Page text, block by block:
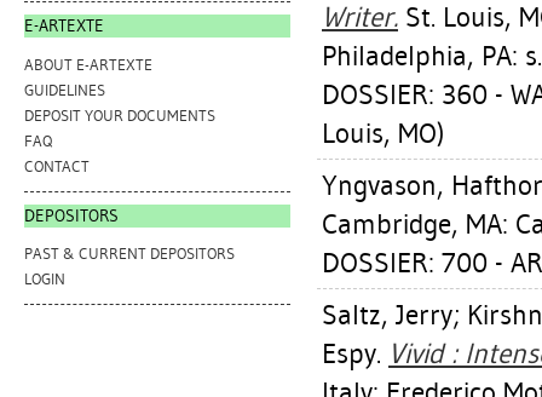
E-ARTEXTE
ABOUT E-ARTEXTE
GUIDELINES
DEPOSIT YOUR DOCUMENTS
FAQ
CONTACT
DEPOSITORS
PAST & CURRENT DEPOSITORS
LOGIN
Writer. St. Louis,
Philadelphia, PA:
DOSSIER: 360 -
Louis, MO)
Yngvason, Hafthor
Cambridge, MA:
DOSSIER: 700 -
Saltz, Jerry;
Espy. Vivid :